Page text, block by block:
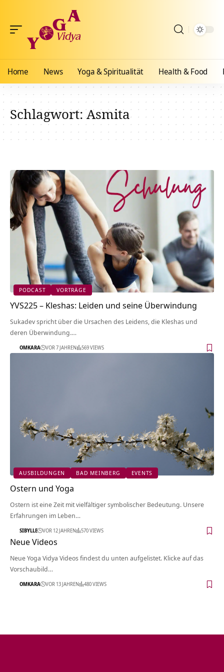
Home News Yoga & Spiritualität Health & Food
Schlagwort:Asmita
PODCAST VORTRÄGE
YVS225 – Kleshas: Leiden und seine Überwindung
Sukadev spricht über die Ursachen des Leidens, die Kleshas und
deren Überwindung.…
OMKARA VOR 7 JAHREN 569 VIEWS
AUSBILDUNGEN BAD MEINBERG EVENTS
Ostern und Yoga
Ostern ist eine Zeit mit vielfältiger symbolischer Bedeutung. Unsere
Erfahrungen im Leben…
SIBYLLE VOR 12 JAHREN 570 VIEWS
Neue Videos
Neue Yoga Vidya Videos findest du unten aufgelistet. Klicke auf das
Vorschaubild…
OMKARA VOR 13 JAHREN 480 VIEWS